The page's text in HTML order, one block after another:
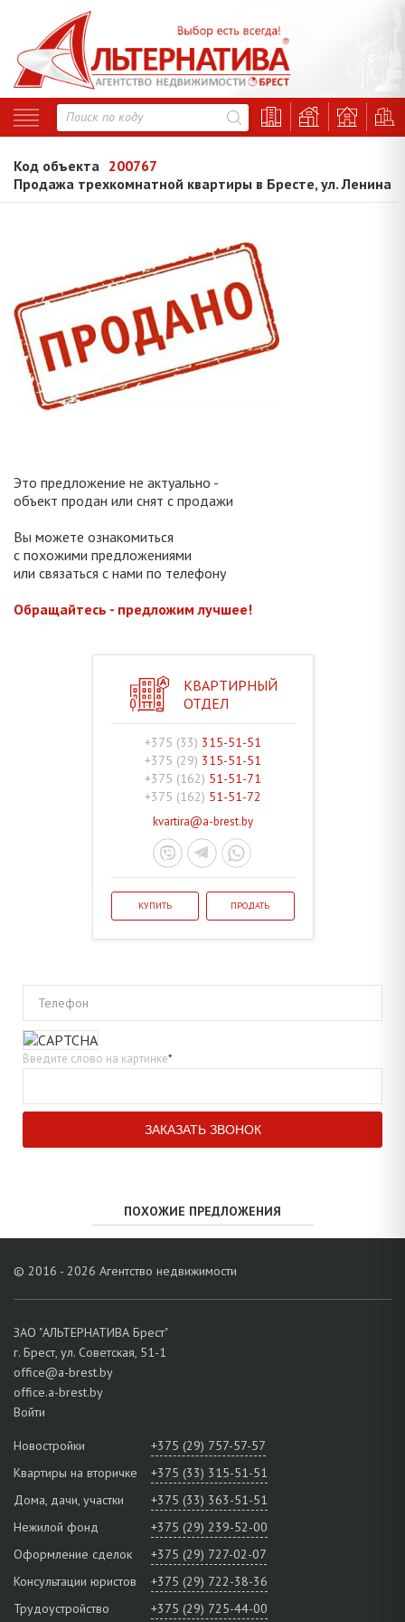
Код объекта 200767
Продажа трехкомнатной квартиры в Бресте, ул. Ленина
Это предложение не актуально -
объект продан или снят с продажи
Вы можете ознакомиться
с похожими предложениями
или связаться с нами по телефону
Обращайтесь - предложим лучшее!
КВАРТИРНЫЙ
ОТДЕЛ
+375 (33) 315-51-51
+375 (29) 315-51-51
+375 (162) 51-51-71
+375 (162) 51-51-72
kvartira@a-brest.by
КУПИТЬ ПРОДАТЬ
Телефон
Введите слово на картинке*
ПОХОЖИЕ ПРЕДЛОЖЕНИЯ
© 2016 - 2026 Агентство недвижимости
ЗАО "АЛЬТЕРНАТИВА Брест"
г. Брест, ул. Советская, 51-1
office@a-brest.by
office.a-brest.by
Войти
Новостройки
+375 (29) 757-57-57
Квартиры на вторичке
+375 (33) 315-51-51
Дома, дачи, участки
+375 (33) 363-51-51
Нежилой фонд
+375 (29) 239-52-00
Оформление сделок
+375 (29) 727-02-07
Консультации юристов
+375 (29) 722-38-36
Трудоустройство
+375 (29) 725-44-00